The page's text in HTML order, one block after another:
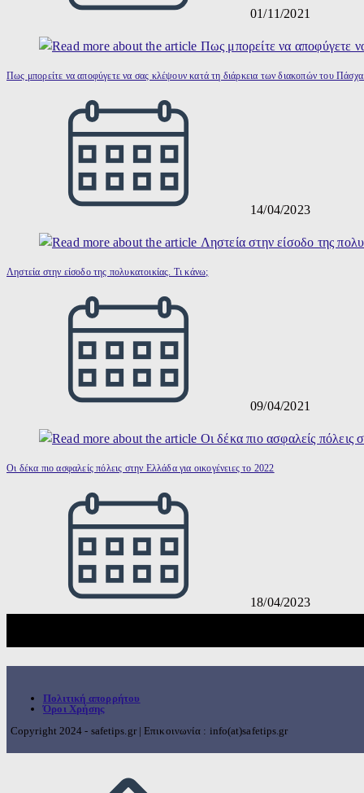
01/11/2021
Πως μπορείτε να αποφύγετε να σας κλέψουν κατά τη διάρκεια των διακοπών του
14/04/2023
Ληστεία στην είσοδο της πολυκατοικίας. Τι κάνω;
09/04/2021
Οι δέκα πιο ασφαλείς πόλεις στην Ελλάδα για οικογένειες το 2022
18/04/2023
Πολιτική απορρήτου
Όροι Χρήσης
Copyright 2024 - safetips.gr | Επικοινωνία : info(at)safetips.gr